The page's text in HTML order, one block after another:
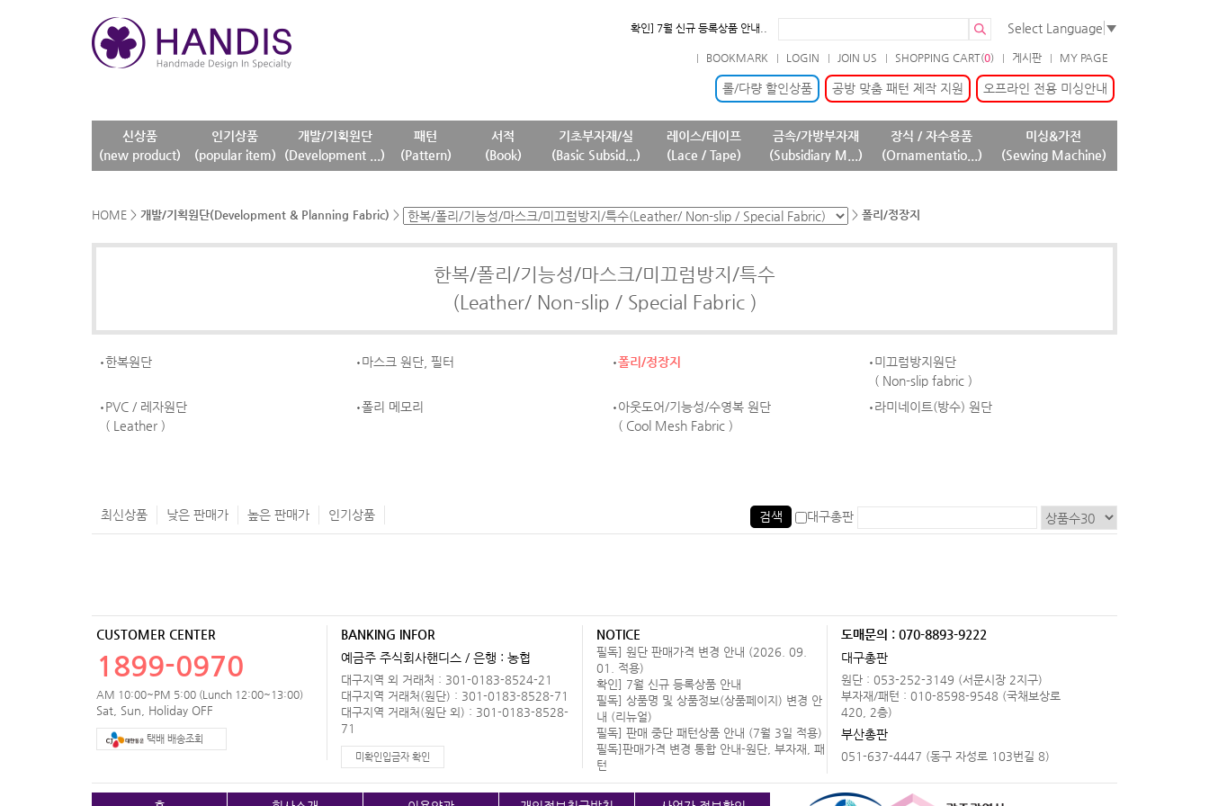
확인] 7월 신규 등록상품 안내..
필독] 판매 중단 패턴상품 안내 ..
필독] 원단 판매가격 변경 안내 ..
Select Language ▼
MY PAGE
게시판
SHOPPING CART(0)
JOIN US
LOGIN
BOOKMARK
오프라인 전용 미싱안내
공방 맞춤 패턴 제작 지원
롤/다량 할인상품
신상품
(new product)
인기상품
(popular item)
개발/기획원단
(Development ...)
패턴
(Pattern)
서적
(Book)
기초부자재/실
(Basic Subsid...)
레이스/테이프
(Lace / Tape)
금속/가방부자재
(Subsidiary M...)
장식 / 자수용품
(Ornamentatio...)
미싱&가전
(Sewing Machine)
HOME > 개발/기획원단(Development & Planning Fabric) > > 폴리/정장지
한복/폴리/기능성/마스크/미끄럼방지/특수
(Leather/ Non-slip / Special Fabric )
한복원단 마스크 원단, 필터 폴리/정장지
미끄럼방지원단
( Non-slip fabric )
PVC / 레자원단
( Leather )
폴리 메모리
아웃도어/기능성/수영복 원단
( Cool Mesh Fabric )
라미네이트(방수) 원단
최신상품 낮은 판매가 높은 판매가 인기상품 검색 대구총판
CUSTOMER CENTER
1899-0970
AM 10:00~PM 5:00 (Lunch 12:00~13:00)
Sat, Sun, Holiday OFF
택배 배송조회
BANKING INFOR
예금주 주식회사핸디스 / 은행 : 농협
대구지역 외 거래처 : 301-0183-8524-21
대구지역 거래처(원단) : 301-0183-8528-71
대구지역 거래처(원단 외) : 301-0183-8528-
71
미확인입금자 확인
NOTICE
필독] 원단 판매가격 변경 안내 (2026. 09.
01. 적용)
확인] 7월 신규 등록상품 안내
필독] 상품명 및 상품정보(상품페이지) 변경 안
내 (리뉴얼)
필독] 판매 중단 패턴상품 안내 (7월 3일 적용)
필독]판매가격 변경 통합 안내-원단, 부자재, 패
턴
도매문의 : 070-8893-9222
대구총판
원단 : 053-252-3149 (서문시장 2지구)
부자재/패턴 : 010-8598-9548 (국채보상로
420, 2층)
부산총판
051-637-4447 (동구 자성로 103번길 8)